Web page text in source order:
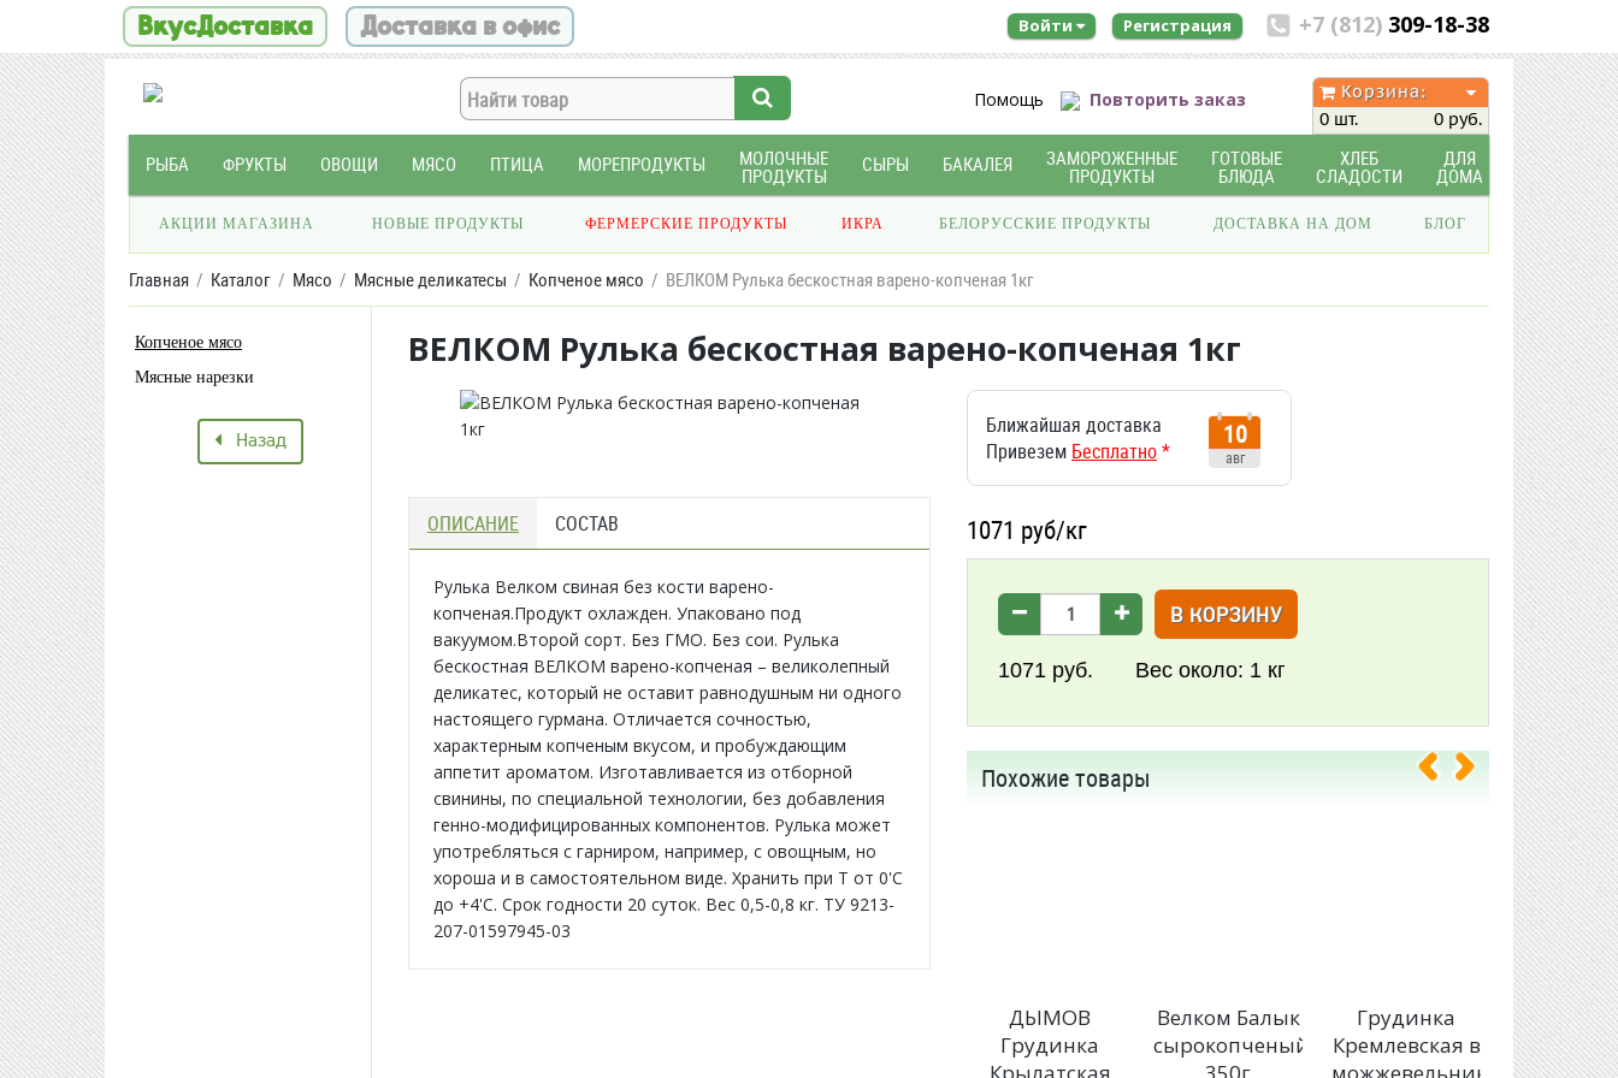
ВкусДоставка Доставка в офис +7 (812) 309-18-38
Войти Регистрация
Помощь Повторить заказ
Корзина:
0 шт.
0 руб.
РЫБА ФРУКТЫ ОВОЩИ МЯСО ПТИЦА МОРЕПРОДУКТЫ МОЛОЧНЫЕ
ПРОДУКТЫ
СЫРЫ БАКАЛЕЯ ЗАМОРОЖЕННЫЕ
ПРОДУКТЫ
ГОТОВЫЕ
БЛЮДА
ХЛЕБ
СЛАДОСТИ
ДЛЯ
ДОМА
АКЦИИ МАГАЗИНА НОВЫЕ ПРОДУКТЫ ФЕРМЕРСКИЕ ПРОДУКТЫ ИКРА БЕЛОРУССКИЕ ПРОДУКТЫ ДОСТАВКА НА ДОМ БЛОГ
Главная Каталог Мясо Мясные деликатесы Копченое мясо ВЕЛКОМ Рулька бескостная варено-копченая 1кг
Копченое мясо
Мясные нарезки
Назад
ВЕЛКОМ Рулька бескостная варено-копченая 1кг
ОПИСАНИЕ СОСТАВ
Рулька Велком свиная без кости варено-
копченая.Продукт охлажден. Упаковано под
вакуумом.Второй сорт. Без ГМО. Без сои. Рулька
бескостная ВЕЛКОМ варено-копченая – великолепный
деликатес, который не оставит равнодушным ни одного
настоящего гурмана. Отличается сочностью,
характерным копченым вкусом, и пробуждающим
аппетит ароматом. Изготавливается из отборной
свинины, по специальной технологии, без добавления
генно-модифицированных компонентов. Рулька может
употребляться с гарниром, например, с овощным, но
хороша и в самостоятельном виде. Хранить при Т от 0'C
до +4'C. Срок годности 20 суток. Bес 0,5-0,8 кг. ТУ 9213-
207-01597945-03
Ближайшая доставка
Привезем Бесплатно*
10
авг
1071 руб/кг
В КОРЗИНУ
1071 руб. Вес около: 1 кг
Похожие товары
ДЫМОВ
Грудинка
Велком Балык
сырокопченый
Грудинка
Кремлевская в